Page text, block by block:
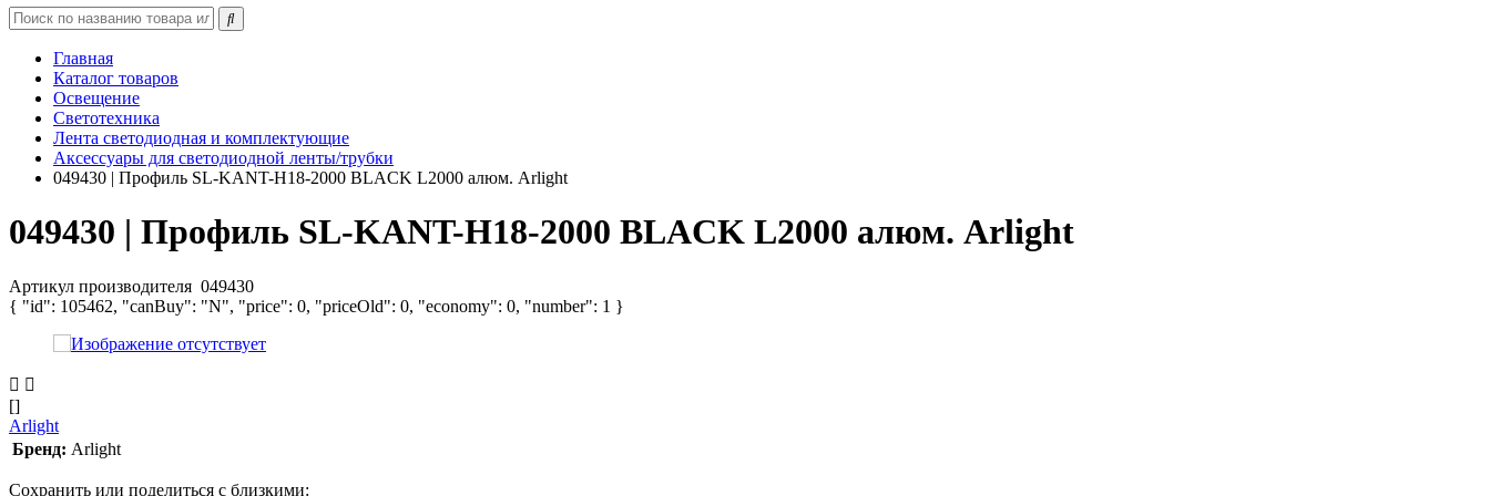
Главная
Каталог товаров
Освещение
Светотехника
Лента светодиодная и комплектующие
Аксессуары для светодиодной ленты/трубки
049430 | Профиль SL-KANT-H18-2000 BLACK L2000 алюм. Arlight
049430 | Профиль SL-KANT-H18-2000 BLACK L2000 алюм. Arlight
Артикул производителя 049430
{ "id": 105462, "canBuy": "N", "price": 0, "priceOld": 0, "economy": 0, "number": 1 }
[]
Arlight
Бренд: Arlight
Сохранить или поделиться с близкими: